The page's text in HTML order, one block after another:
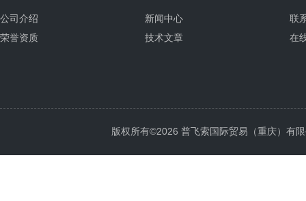
公司介绍
荣誉资质
新闻中心
技术文章
联
在
版权所有©2026 普飞索国际贸易（重庆）有